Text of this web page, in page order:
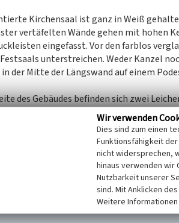
Kirchensaal ist ganz in Weiß
vertäfelten Wände gehen mit hohen
eingefasst. Vor den farblos
unterstreichen. Weder Kanzel
der Mitte der Längswand auf einem
des Gebäudes befinden sich zwei
der Herrnhuter Brüdergemeinde
Kulturdenkmäler des Kreises Neuwied
Universität Koblenz-Landau, 2015)
Wir verwenden
Dies sind zum einen
Funktionsfähigkeit
nicht widersprechen,
hinaus verwenden wir
Nutzbarkeit unserer
sind. Mit Anklicken
Weitere